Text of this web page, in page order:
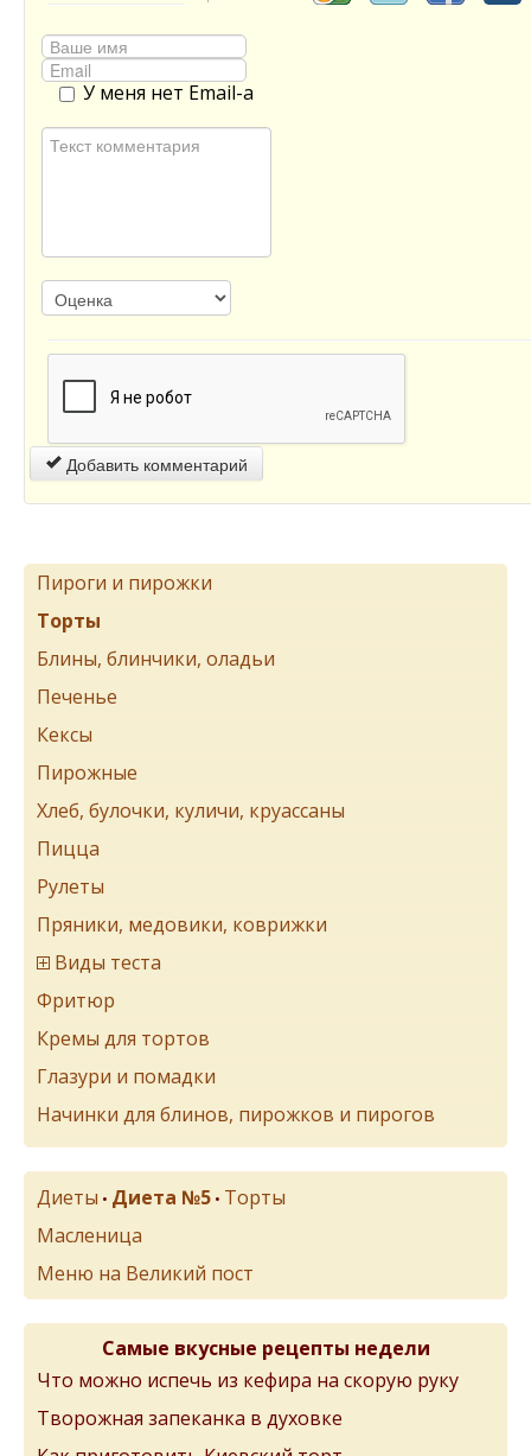
У меня нет Email-а
Добавить комментарий
Пироги и пирожки
Торты
Блины, блинчики, оладьи
Печенье
Кексы
Пирожные
Хлеб, булочки, куличи, круассаны
Пицца
Рулеты
Пряники, медовики, коврижки
Виды теста
Фритюр
Кремы для тортов
Глазури и помадки
Начинки для блинов, пирожков и пирогов
Диеты • Диета №5 • Торты
Масленица
Меню на Великий пост
Самые вкусные рецепты недели
Что можно испечь из кефира на скорую руку
Творожная запеканка в духовке